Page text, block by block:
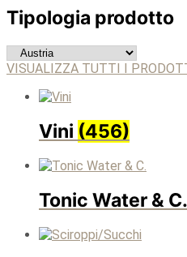
Tipologia prodotto
VISUALIZZA TUTTI I
Vini (456)
Tonic Water & C.